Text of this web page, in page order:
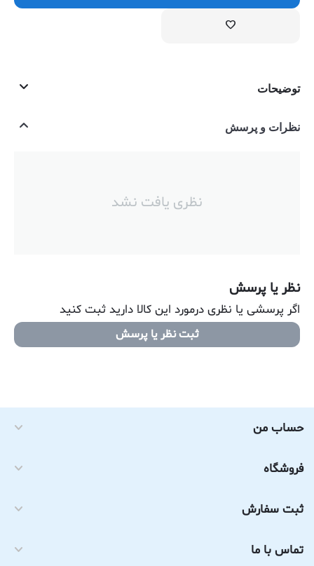
توضیحات
نظرات و پرسش
نظری یافت نشد
نظر یا پرسش
اگر پرسشی یا نظری درمورد این کالا دارید ثبت کنید
ثبت نظر یا پرسش
حساب من
فروشگاه
ثبت سفارش
تماس با ما